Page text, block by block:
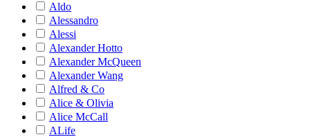
Aldo
Alessandro
Alessi
Alexander Hotto
Alexander McQueen
Alexander Wang
Alfred & Co
Alice & Olivia
Alice McCall
ALife